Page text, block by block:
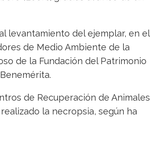
levantamiento del ejemplar, en el
de Medio Ambiente de la
de la Fundación del Patrimonio
de Recuperación de Animales
la necropsia, según ha